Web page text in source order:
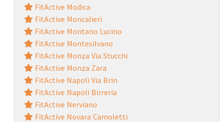
FitActive Modica
FitActive Moncalieri
FitActive Montano Lucino
FitActive Montesilvano
FitActive Monza Via Stucchi
FitActive Monza Zara
FitActive Napoli Via Brin
FitActive Napoli Birreria
FitActive Nerviano
FitActive Novara Camoletti